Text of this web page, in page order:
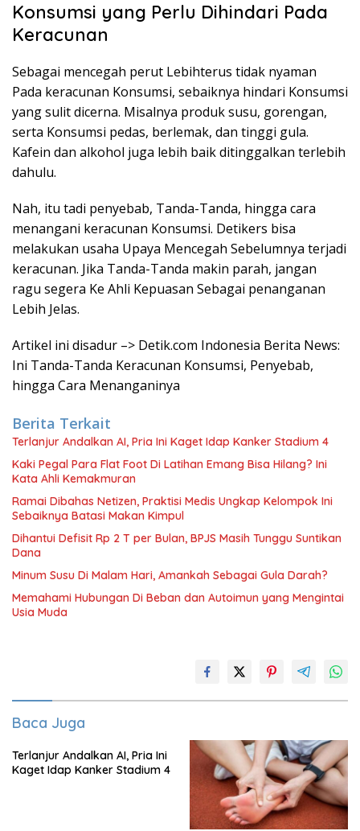
Konsumsi yang Perlu Dihindari Pada
Keracunan
Sebagai mencegah perut Lebihterus tidak nyaman
Pada keracunan Konsumsi, sebaiknya hindari Konsumsi
yang sulit dicerna. Misalnya produk susu, gorengan,
serta Konsumsi pedas, berlemak, dan tinggi gula.
Kafein dan alkohol juga lebih baik ditinggalkan terlebih
dahulu.
Nah, itu tadi penyebab, Tanda-Tanda, hingga cara
menangani keracunan Konsumsi. Detikers bisa
melakukan usaha Upaya Mencegah Sebelumnya terjadi
keracunan. Jika Tanda-Tanda makin parah, jangan
ragu segera Ke Ahli Kepuasan Sebagai penanganan
Lebih Jelas.
Artikel ini disadur –> Detik.com Indonesia Berita News:
Ini Tanda-Tanda Keracunan Konsumsi, Penyebab,
hingga Cara Menanganinya
Berita Terkait
Terlanjur Andalkan AI, Pria Ini Kaget Idap Kanker Stadium 4
Kaki Pegal Para Flat Foot Di Latihan Emang Bisa Hilang? Ini
Kata Ahli Kemakmuran
Ramai Dibahas Netizen, Praktisi Medis Ungkap Kelompok Ini
Sebaiknya Batasi Makan Kimpul
Dihantui Defisit Rp 2 T per Bulan, BPJS Masih Tunggu Suntikan
Dana
Minum Susu Di Malam Hari, Amankah Sebagai Gula Darah?
Memahami Hubungan Di Beban dan Autoimun yang Mengintai
Usia Muda
Baca Juga
Terlanjur Andalkan AI, Pria Ini
Kaget Idap Kanker Stadium 4